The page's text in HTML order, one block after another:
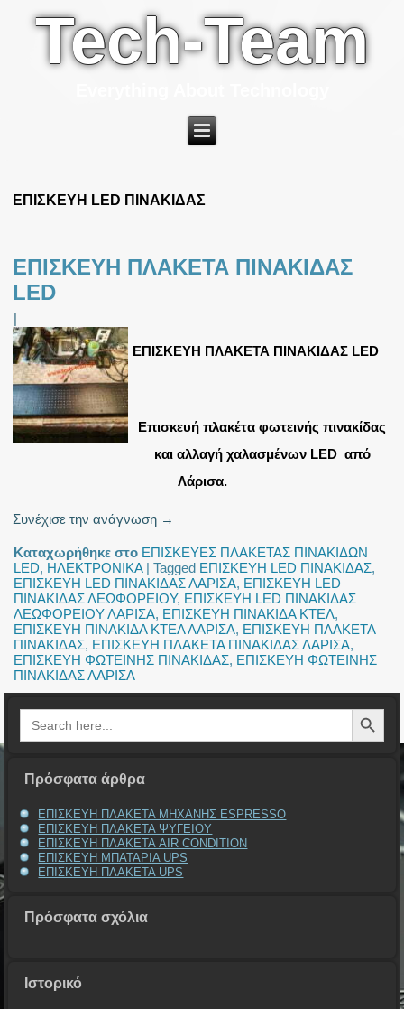
Tech-Team
ΕΠΙΣΚΕΥΗ LED ΠΙΝΑΚΙΔΑΣ
ΕΠΙΣΚΕΥΗ ΠΛΑΚΕΤΑ ΠΙΝΑΚΙΔΑΣ
LED
|
ΕΠΙΣΚΕΥΗ ΠΛΑΚΕΤΑ ΠΙΝΑΚΙΔΑΣ LED
Επισκευή πλακέτα φωτεινής πινακίδας
και αλλαγή χαλασμένων LED από
Λάρισα.
Συνέχισε την ανάγνωση →
Καταχωρήθηκε στο ΕΠΙΣΚΕΥΕΣ ΠΛΑΚΕΤΑΣ ΠΙΝΑΚΙΔΩΝ
LED, ΗΛΕΚΤΡΟΝΙΚΑ|Tagged ΕΠΙΣΚΕΥΗ LED ΠΙΝΑΚΙΔΑΣ,
ΕΠΙΣΚΕΥΗ LED ΠΙΝΑΚΙΔΑΣ ΛΑΡΙΣΑ, ΕΠΙΣΚΕΥΗ LED
ΠΙΝΑΚΙΔΑΣ ΛΕΩΦΟΡΕΙΟΥ, ΕΠΙΣΚΕΥΗ LED ΠΙΝΑΚΙΔΑΣ
ΛΕΩΦΟΡΕΙΟΥ ΛΑΡΙΣΑ, ΕΠΙΣΚΕΥΗ ΠΙΝΑΚΙΔΑ ΚΤΕΛ,
ΕΠΙΣΚΕΥΗ ΠΙΝΑΚΙΔΑ ΚΤΕΛ ΛΑΡΙΣΑ, ΕΠΙΣΚΕΥΗ ΠΛΑΚΕΤΑ
ΠΙΝΑΚΙΔΑΣ, ΕΠΙΣΚΕΥΗ ΠΛΑΚΕΤΑ ΠΙΝΑΚΙΔΑΣ ΛΑΡΙΣΑ,
ΕΠΙΣΚΕΥΗ ΦΩΤΕΙΝΗΣ ΠΙΝΑΚΙΔΑΣ, ΕΠΙΣΚΕΥΗ ΦΩΤΕΙΝΗΣ
ΠΙΝΑΚΙΔΑΣ ΛΑΡΙΣΑ
Search
for:
Search Button
Πρόσφατα άρθρα
ΕΠΙΣΚΕΥΗ ΠΛΑΚΕΤΑ ΜΗΧΑΝΗΣ ESPRESSO
ΕΠΙΣΚΕΥΗ ΠΛΑΚΕΤΑ ΨΥΓΕΙΟΥ
ΕΠΙΣΚΕΥΗ ΠΛΑΚΕΤΑ AIR CONDITION
ΕΠΙΣΚΕΥΗ ΜΠΑΤΑΡΙΑ UPS
ΕΠΙΣΚΕΥΗ ΠΛΑΚΕΤΑ UPS
Πρόσφατα σχόλια
Ιστορικό